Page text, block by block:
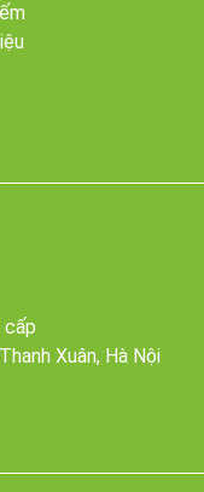
Công ty Âu Lạc sản
khoẻ người sử dụng.
ăn chay ngon và bổ
bảo quản.
cấp
Xuân, Hà Nội